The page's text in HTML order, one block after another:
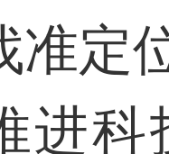
准定
进